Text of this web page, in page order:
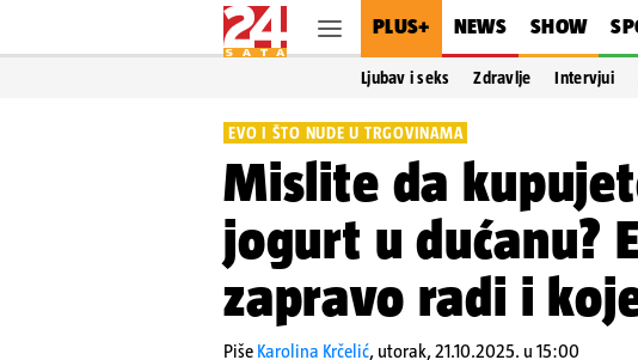
PLUS+ NEWS SHOW
Ljubav i seks Zdravlje Intervjui
EVO I ŠTO NUDE U TRGOVINAMA
Mislite da
jogurt u dućanu?
zapravo radi i
Piše Karolina Krčelić, utorak, 21.10.2025. u 15:00